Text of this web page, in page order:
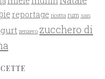
reportage ricotta rum san
zenzero zucchero di